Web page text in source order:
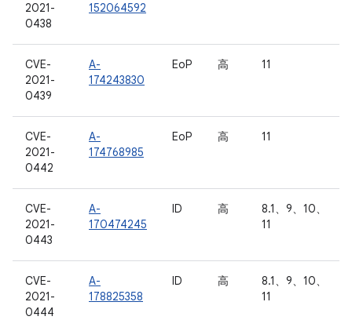
2021-
0438
152064592
CVE-
2021-
0439
A-
174243830
EoP 高 11
CVE-
2021-
0442
A-
174768985
EoP 高 11
CVE-
2021-
0443
A-
170474245
ID 高
8.1、9、10、
11
CVE-
2021-
0444
A-
178825358
ID 高
8.1、9、10、
11